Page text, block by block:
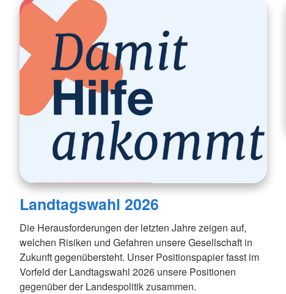
Landtagswahl 2026
Die Herausforderungen der letzten Jahre zeigen auf,
welchen Risiken und Gefahren unsere Gesellschaft in
Zukunft gegenübersteht. Unser Positionspapier fasst im
Vorfeld der Landtagswahl 2026 unsere Positionen
gegenüber der Landespolitik zusammen.